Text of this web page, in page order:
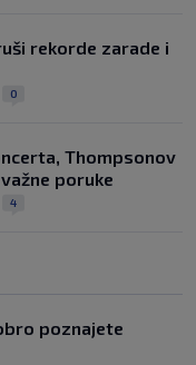
rekorde zarade i
0
Thompsonov
poruke
4
poznajete